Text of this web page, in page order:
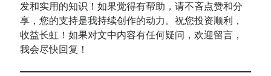
发和实用的知识！如果觉得有帮助，请不吝点赞和分
享，您的支持是我持续创作的动力。祝您投资顺利，
收益长虹！如果对文中内容有任何疑问，欢迎留言，
我会尽快回复！